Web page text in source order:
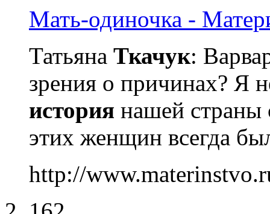
Мать-одиночка -
Татьяна Ткачук:
зрения о причинах? Я
история нашей страны
этих женщин всегда
http://